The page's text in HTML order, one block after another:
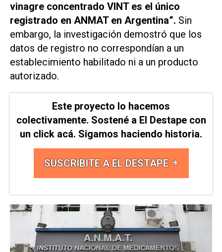
vinagre concentrado VINT es el único
registrado en ANMAT en Argentina”. Sin
embargo, la investigación demostró que los
datos de registro no correspondían a un
establecimiento habilitado ni a un producto
autorizado.
Este proyecto lo hacemos
colectivamente. Sostené a El Destape con
un click acá. Sigamos haciendo historia.
SUSCRIBITE A EL DESTAPE